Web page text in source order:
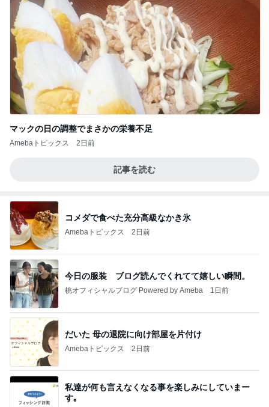
マックの日の調整でまさかの栄養不足
Amebaトピックス 2日前
記事を読む
コメダで食べた充分高級なかき氷
Amebaトピックス 2日前
今日の服装 ブログ読んでくれてて嬉しい瞬間。
桃オフィシャルブログ Powered by Ameba 1日前
だいた 母の退院に向け部屋を片付け
Amebaトピックス 2日前
私達が何も言えなくなる事を楽しみにしていまー
す｡